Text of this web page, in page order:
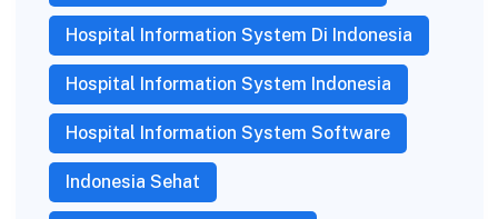
Hospital Information System Di Indonesia
Hospital Information System Indonesia
Hospital Information System Software
Indonesia Sehat